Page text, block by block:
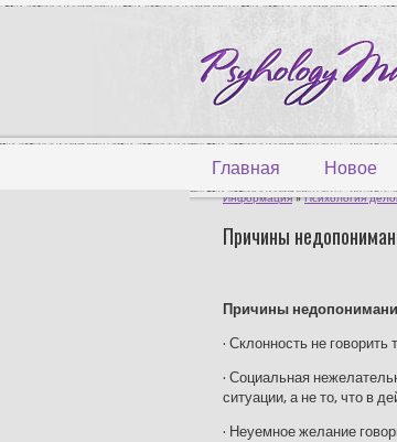
Главная Новое
Информация»Психология
Причины
Причины
· Склонность не
· Социальная
ситуации, а не то, что в
· Неуемное желание